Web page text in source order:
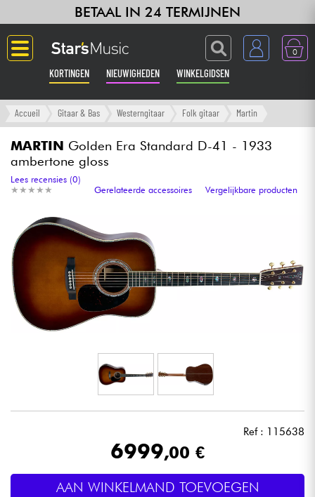
BETAAL IN 24 TERMIJNEN
0
KORTINGEN NIEUWIGHEDEN WINKELGIDSEN
Langue
Gitaar & Bas
Versterker & Effecten
Toetsenbord & Piano
Synths & samplers
Home-studio
Hoofdtelefoon
Licht
Accueil Gitaar & Bas Westerngitaar Folk gitaar Martin
MARTIN Golden Era Standard D-41 - 1933
ambertone gloss
★ ★ ★ ★ ★
★ ★ ★ ★ ★
Lees recensies (0)
Gerelateerde accessoires
Vergelijkbare producten
Ref : 115638
6999,00 €
AAN WINKELMAND TOEVOEGEN